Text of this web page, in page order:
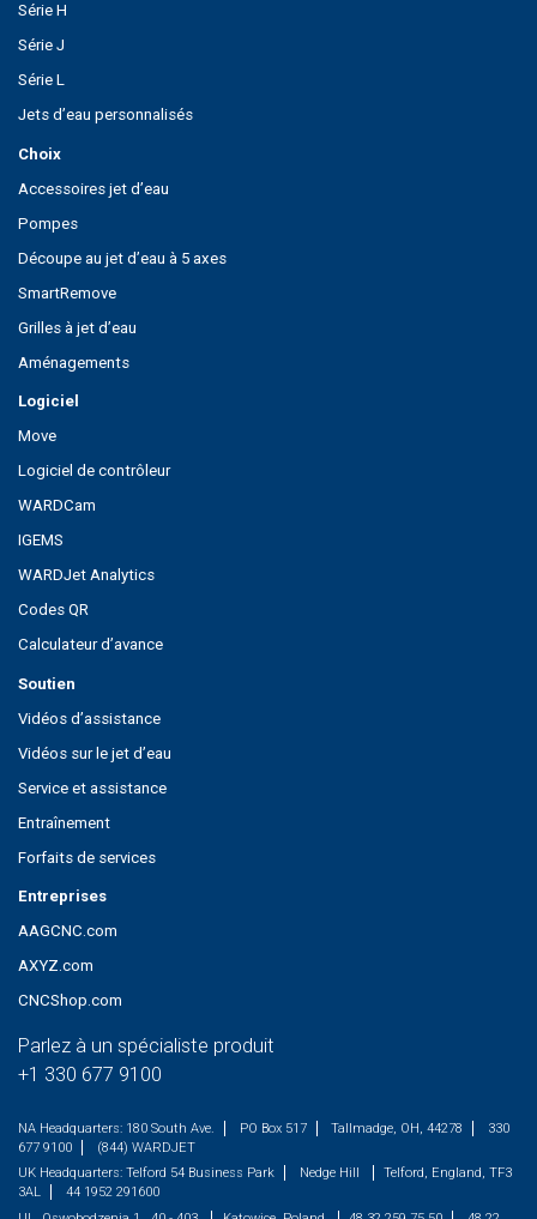
Série H
Série J
Série L
Jets d’eau personnalisés
Choix
Accessoires jet d’eau
Pompes
Découpe au jet d’eau à 5 axes
SmartRemove
Grilles à jet d’eau
Aménagements
Logiciel
Move
Logiciel de contrôleur
WARDCam
IGEMS
WARDJet Analytics
Codes QR
Calculateur d’avance
Soutien
Vidéos d’assistance
Vidéos sur le jet d’eau
Service et assistance
Entraînement
Forfaits de services
Entreprises
AAGCNC.com
AXYZ.com
CNCShop.com
NA Headquarters: 180 South Ave. PO Box 517 Tallmadge, OH, 44278
330
677 9100
(844) WARDJET
UK Headquarters: Telford 54 Business Park Nedge Hill
Telford, England, TF3
3AL
44 1952 291600
Parlez à un spécialiste produit
+1 330 677 9100